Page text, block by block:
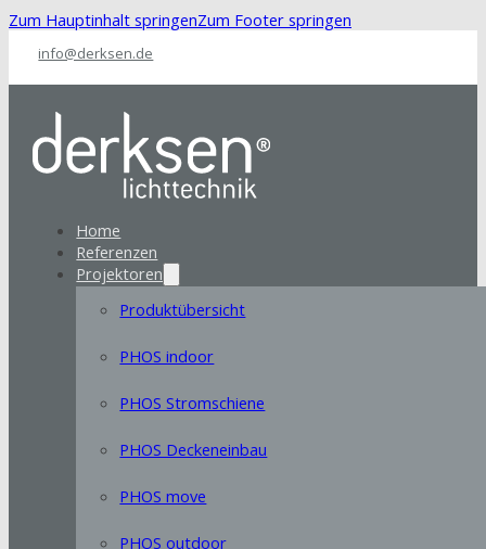
Zum Hauptinhalt springenZum Footer springen
info@derksen.de
Home
Referenzen
Projektoren
Produktübersicht
PHOS indoor
PHOS Stromschiene
PHOS Deckeneinbau
PHOS move
PHOS outdoor